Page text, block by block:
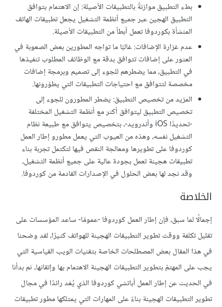
بطء التطبيق موازنةً بالتطبيقات الأصيلة: إن الاهتمام بتوافق
التطبيق الهجين عبر جميع أنظمة التشغيل يجعل تطبيقات الهاتف
المنشأة بكوردوفا تعمل أبطأ من التطبيقات الأصيلة.
عدم غزارة الإضافات: غالبًا ما تواجه المطورين بعض الصعوبة في
العثور على إضافات تتوافق بدقة مع الوظائف المطلوب تنفيذها
في التطبيق، مما يضطرهم للجوء إلى تصميم وبرمجة إضافات
مخصصة لتتوافق مع احتياجات التطبيقات التي يطوّرونها.
المزيد من تخصيص التطبيق: يضطر المطورون للجوء إلى
تخصيص التطبيق ليتوافق أكثر مع أنظمة التشغيل المختلفة
-تحديدًا iOS وأندرويد-، بتخصيص يتوافق مع طبيعة نظام
التشغيل نفسه، وهذه من العيوب التي يعمل مطورو إطار العمل
كوردوفا على تطويرها ومعالجة النقص فيها لتكتمل تجربة بناء
تطبيقات هجينة تعمل بجودة عالية على جميع أنظمة التشغيل،
وقد نجد لها بعض الحلول في الإصدارات القادمة من كوردوفا.
الخلاصة
إجمالًا لما سبق، فإن إطار العمل كوردوفا -عمومًا- ساعد المؤسسات على
تقليل تكلفة ووقت تطوير التطبيقات الهجينة للهواتف كثيرًا، لقد وضحنا
في هذا المقال بعض المصطلحات الخاصة بتقنيات الويب القياسية التي
يجب على المهتمّ بتطوير التطبيقات الهجينة الاهتمام بها وإتقانها، ثم بدأنا
في الحديث عن إطار العمل أباتشي كوردوفا الذي يُعَد رائدًا في مجال
تطوير التطبيقات الهجينة بناءً على المهارات التي يمتلكها مطور تطبيقات